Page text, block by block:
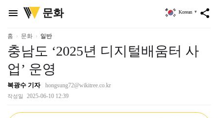
menu
위
키
리
문화 share
Korean ▼
홈 문화 일반
충남도 ‘2025년 디지털배움터 사
업’ 운영
복광수 기자 hongsung72@wikitree.co.kr
작성일 2025-06-10 12:39